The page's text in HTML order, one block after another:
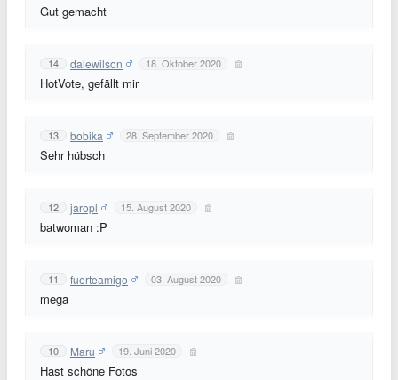
Gut gemacht
14 dalewilson 18. Oktober 2020
HotVote, gefällt mir
13 bobika 28. September 2020
Sehr hübsch
12 jaropl 15. August 2020
batwoman :P
11 fuerteamigo 03. August 2020
mega
10 Maru 19. Juni 2020
Hast schöne Fotos